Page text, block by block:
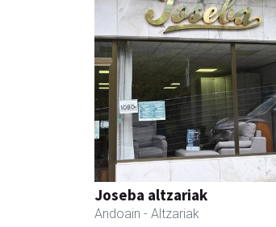
Joseba altzariak
Andoain - Altzariak